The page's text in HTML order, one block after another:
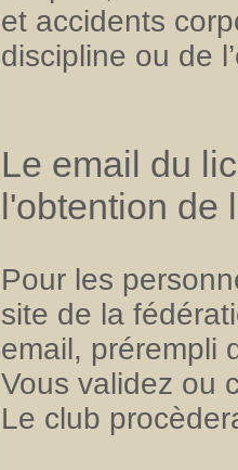
et accidents
discipline ou de
Le email du
l'obtention de
Pour les
site de la
email, prérempli
Vous validez ou
Le club